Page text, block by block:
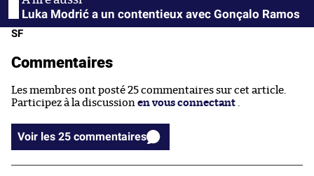
Luka Modrić a un contentieux avec Gonçalo Ramos
SF
Commentaires
Les membres ont posté 25 commentaires sur cet article.
Participez à la discussion en vous connectant
Voir les 25 commentaires